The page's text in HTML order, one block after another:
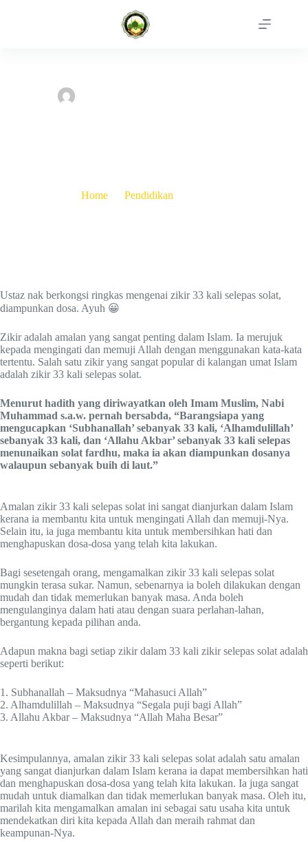
Home
Pendidikan
Ustaz nak berkongsi ringkas mengenai zikir 33 kali selepas solat,
diampunkan dosa. Ayuh 😀
Zikir adalah amalan yang sangat penting dalam Islam. Ia merujuk
kepada mengingati dan memuji Allah dengan menggunakan kata-kata
tertentu. Salah satu zikir yang sangat popular di kalangan umat Islam
adalah zikir 33 kali selepas solat.
Menurut hadith yang diriwayatkan oleh Imam Muslim, Nabi
Muhammad s.a.w. pernah bersabda, “Barangsiapa yang
mengucapkan ‘Subhanallah’ sebanyak 33 kali, ‘Alhamdulillah’
sebanyak 33 kali, dan ‘Allahu Akbar’ sebanyak 33 kali selepas
menunaikan solat fardhu, maka ia akan diampunkan dosanya
walaupun sebanyak buih di laut.”
Amalan zikir 33 kali selepas solat ini sangat dianjurkan dalam Islam
kerana ia membantu kita untuk mengingati Allah dan memuji-Nya.
Selain itu, ia juga membantu kita untuk membersihkan hati dan
menghapuskan dosa-dosa yang telah kita lakukan.
Bagi sesetengah orang, mengamalkan zikir 33 kali selepas solat
mungkin terasa sukar. Namun, sebenarnya ia boleh dilakukan dengan
mudah dan tidak memerlukan banyak masa. Anda boleh
mengulanginya dalam hati atau dengan suara perlahan-lahan,
bergantung kepada pilihan anda.
Adapun makna bagi setiap zikir dalam 33 kali zikir selepas solat adalah
seperti berikut:
1. Subhanallah – Maksudnya “Mahasuci Allah”
2. Alhamdulillah – Maksudnya “Segala puji bagi Allah”
3. Allahu Akbar – Maksudnya “Allah Maha Besar”
Kesimpulannya, amalan zikir 33 kali selepas solat adalah satu amalan
yang sangat dianjurkan dalam Islam kerana ia dapat membersihkan hati
dan menghapuskan dosa-dosa yang telah kita lakukan. Ia juga sangat
mudah untuk diamalkan dan tidak memerlukan banyak masa. Oleh itu,
marilah kita mengamalkan amalan ini sebagai satu usaha kita untuk
mendekatkan diri kita kepada Allah dan meraih rahmat dan
keampunan-Nya.